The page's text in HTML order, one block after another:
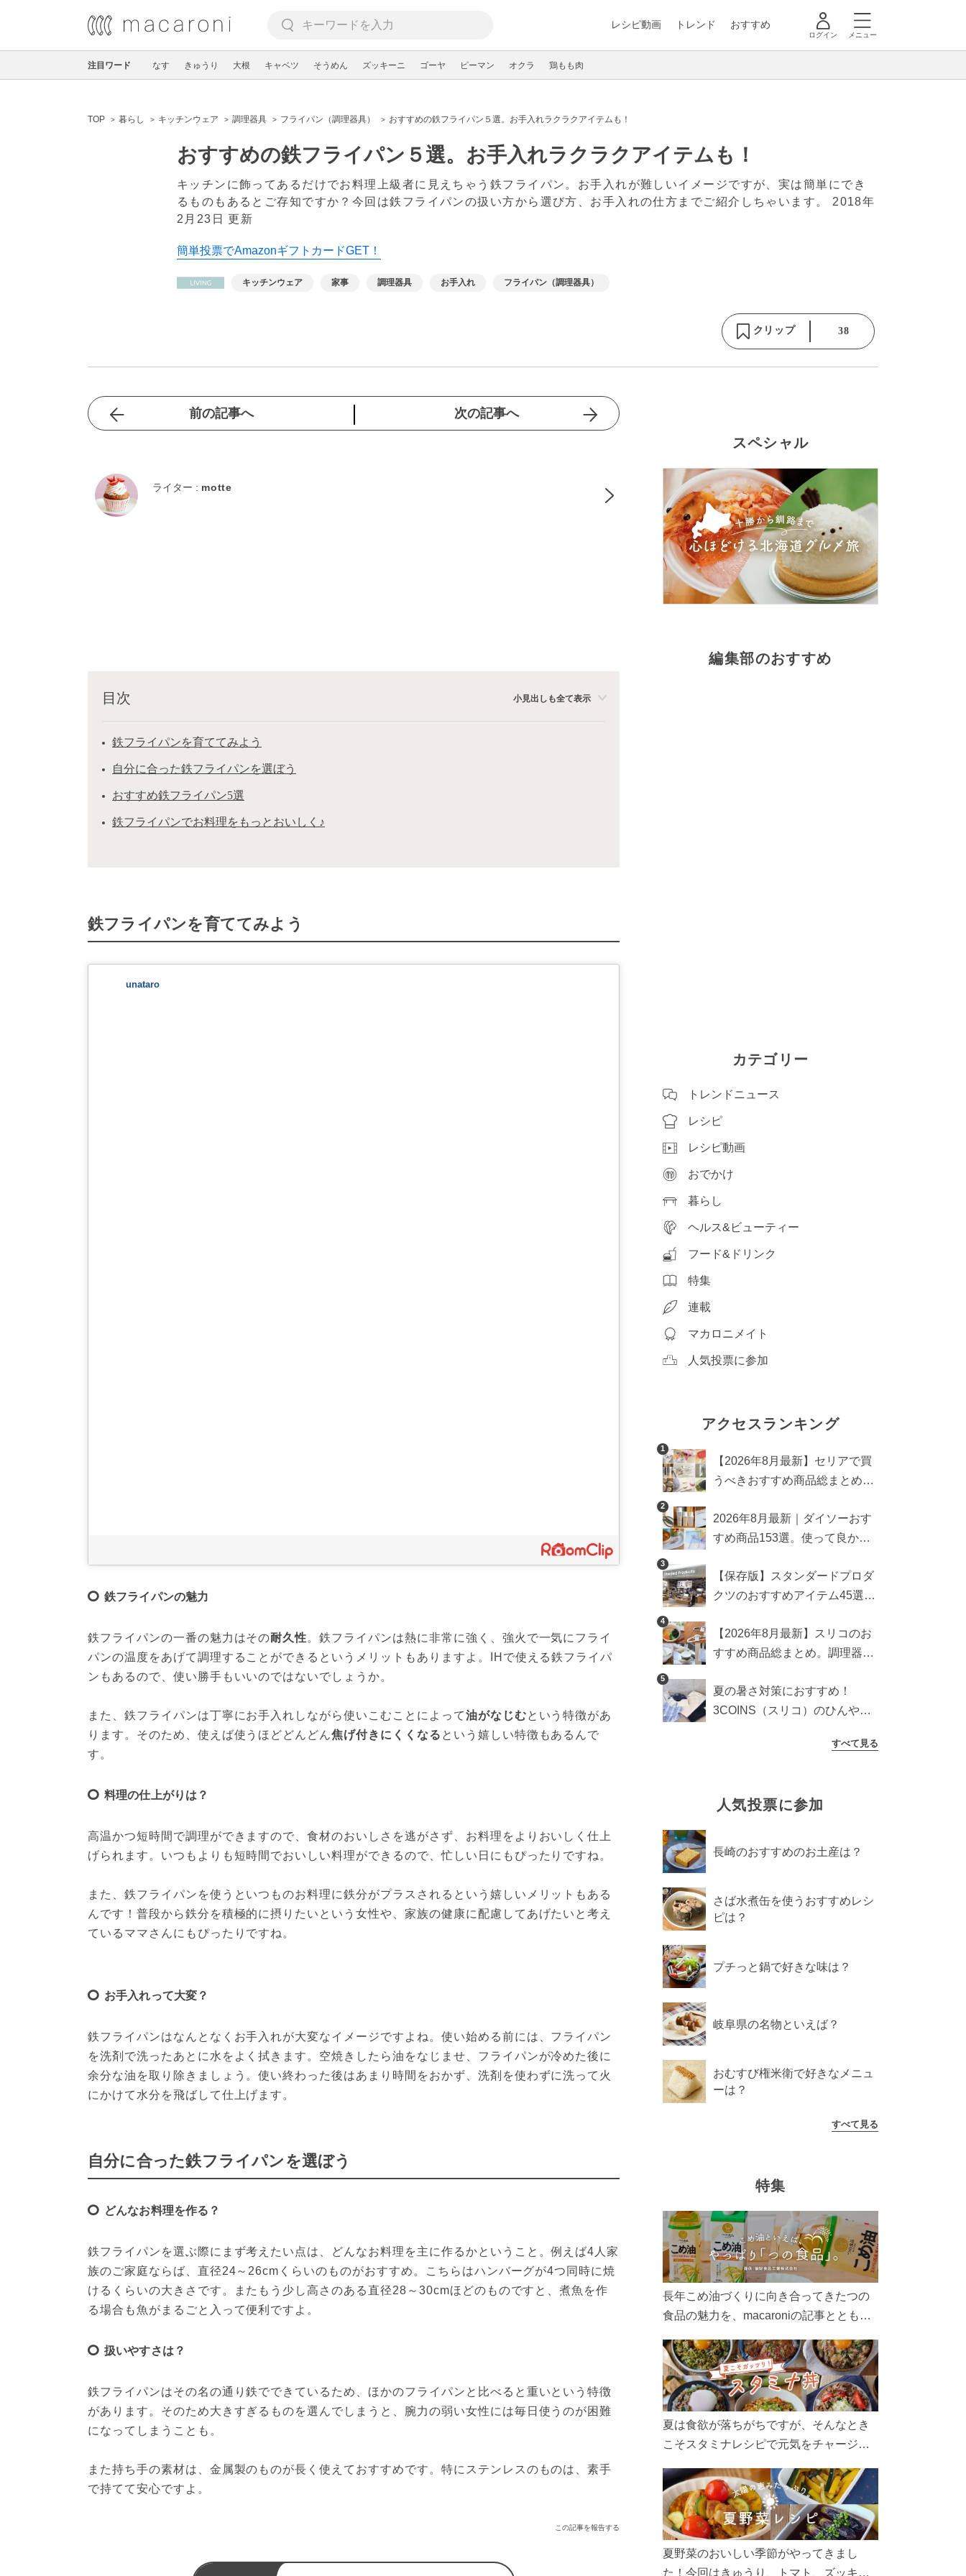
レシピ動画 トレンド おすすめ
ログイン メニュー
注目ワード なす きゅうり 大根 キャベツ そうめん ズッキーニ ゴーヤ ピーマン オクラ 鶏もも肉
TOP 暮らし キッチンウェア 調理器具 フライパン（調理器具） おすすめの鉄フライパン５選。お手入れラクラクアイテムも！
おすすめの鉄フライパン５選。お手入れラクラクアイテムも！
キッチンに飾ってあるだけでお料理上級者に見えちゃう鉄フライパン。お手入れが難しいイメージですが、実は簡単にでき
るものもあるとご存知ですか？今回は鉄フライパンの扱い方から選び方、お手入れの仕方までご紹介しちゃいます。 2018年
2月23日 更新
簡単投票でAmazonギフトカードGET！
キッチンウェア 家事 調理器具 お手入れ フライパン（調理器具）
クリップ 38
前の記事へ 次の記事へ
ライター : motte
目次 小見出しも全て表示
鉄フライパンを育ててみよう
自分に合った鉄フライパンを選ぼう
おすすめ鉄フライパン5選
鉄フライパンでお料理をもっとおいしく♪
鉄フライパンを育ててみよう
unataro
鉄フライパンの魅力
鉄フライパンの一番の魅力はその耐久性。鉄フライパンは熱に非常に強く、強火で一気にフライ
パンの温度をあげて調理することができるというメリットもありますよ。IHで使える鉄フライパ
ンもあるので、使い勝手もいいのではないでしょうか。
また、鉄フライパンは丁寧にお手入れしながら使いこむことによって油がなじむという特徴があ
ります。そのため、使えば使うほどどんどん焦げ付きにくくなる という嬉しい特徴もあるんで
す。
料理の仕上がりは？
高温かつ短時間で調理ができますので、食材のおいしさを逃がさず、お料理をよりおいしく仕上
げられます。いつもよりも短時間でおいしい料理ができるので、忙しい日にもぴったりですね。
また、鉄フライパンを使うといつものお料理に鉄分がプラスされるという嬉しいメリットもある
んです！普段から鉄分を積極的に摂りたいという女性や、家族の健康に配慮してあげたいと考え
ているママさんにもぴったりですね。
お手入れって大変？
鉄フライパンはなんとなくお手入れが大変なイメージですよね。使い始める前には、フライパン
を洗剤で洗ったあとに水をよく拭きます。空焼きしたら油をなじませ、フライパンが冷めた後に
余分な油を取り除きましょう。使い終わった後はあまり時間をおかず、洗剤を使わずに洗って火
にかけて水分を飛ばして仕上げます。
自分に合った鉄フライパンを選ぼう
どんなお料理を作る？
鉄フライパンを選ぶ際にまず考えたい点は、どんなお料理を主に作るかということ。例えば4人家
族のご家庭ならば、直径24～26cmくらいのものがおすすめ。こちらはハンバーグが4つ同時に焼
けるくらいの大きさです。またもう少し高さのある直径28～30cmほどのものですと、煮魚を作
る場合も魚がまるごと入って便利ですよ。
扱いやすさは？
鉄フライパンはその名の通り鉄でできているため、ほかのフライパンと比べると重いという特徴
があります。そのため大きすぎるものを選んでしまうと、腕力の弱い女性には毎日使うのが困難
になってしまうことも。
また持ち手の素材は、金属製のものが長く使えておすすめです。特にステンレスのものは、素手
で持てて安心ですよ。
この記事を報告する
スペシャル
編集部のおすすめ
カテゴリー
トレンドニュース
レシピ
レシピ動画
おでかけ
暮らし
ヘルス&ビューティー
フード&ドリンク
特集
連載
マカロニメイト
人気投票に参加
アクセスランキング
1
【2026年8月最新】セリアで買
うべきおすすめ商品総まとめ。
2
2026年8月最新｜ダイソーおす
すめ商品153選。使って良かっ
3
【保存版】スタンダードプロダ
クツのおすすめアイテム45選。
4
【2026年8月最新】スリコのお
すすめ商品総まとめ。調理器具
5
夏の暑さ対策におすすめ！
3COINS（スリコ）のひんやり
すべて見る
人気投票に参加
長崎のおすすめのお土産は？
さば水煮缶を使うおすすめレシ
ピは？
プチっと鍋で好きな味は？
岐阜県の名物といえば？
おむすび権米衛で好きなメニュ
ーは？
すべて見る
特集
長年こめ油づくりに向き合ってきたつの
食品の魅力を、macaroniの記事とともに
ん、製造現場や品質へのこだわりまで。
こめ油をもっと好きになるコンテンツを
ぜひお楽しみください。
夏は食欲が落ちがちですが、そんなとき
こそスタミナレシピで元気をチャージ！
リ食べて、夏バテを吹き飛ばしましょ
う！
夏野菜のおいしい季節がやってきまし
た！今回はきゅうり、トマト、ズッキー